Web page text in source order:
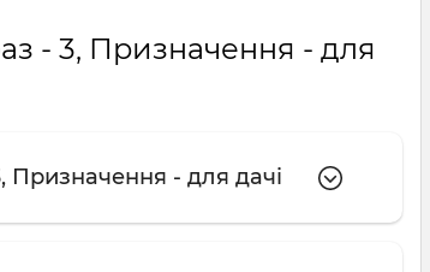
- 3, Призначення - для
Призначення - для дачі